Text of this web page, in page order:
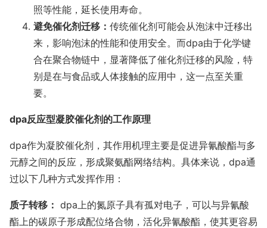
照等性能，延长使用寿命。
避免催化剂迁移： 传统催化剂可能会从泡沫中迁移出
来，影响泡沫的性能和使用安全。而dpa由于化学键
合在聚合物链中，显著降低了催化剂迁移的风险，特
别是在与食品或人体接触的应用中，这一点至关重
要。
dpa反应型凝胶催化剂的工作原理
dpa作为凝胶催化剂，其作用机理主要是促进异氰酸酯与多
元醇之间的反应，形成聚氨酯网络结构。具体来说，dpa通
过以下几种方式发挥作用：
质子转移： dpa上的氮原子具有孤对电子，可以与异氰酸
酯上的碳原子形成配位络合物，活化异氰酸酯，使其更容易